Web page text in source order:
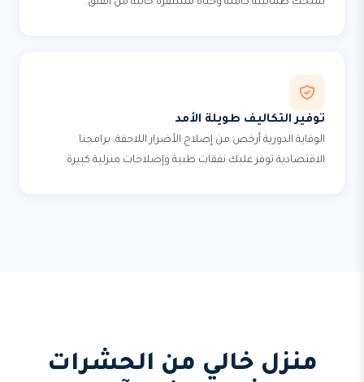
تمنحك طمأنينة كاملة وحياة مستقرة خالية من القلق.
توفير التكاليف طويلة الأمد
الوقاية الدورية أرخص من إصلاح الأضرار اللاحقة. برامجنا
الاقتصادية توفر عليك نفقات طبية وإصلاحات منزلية كبيرة.
منزل خالي من الحشرات